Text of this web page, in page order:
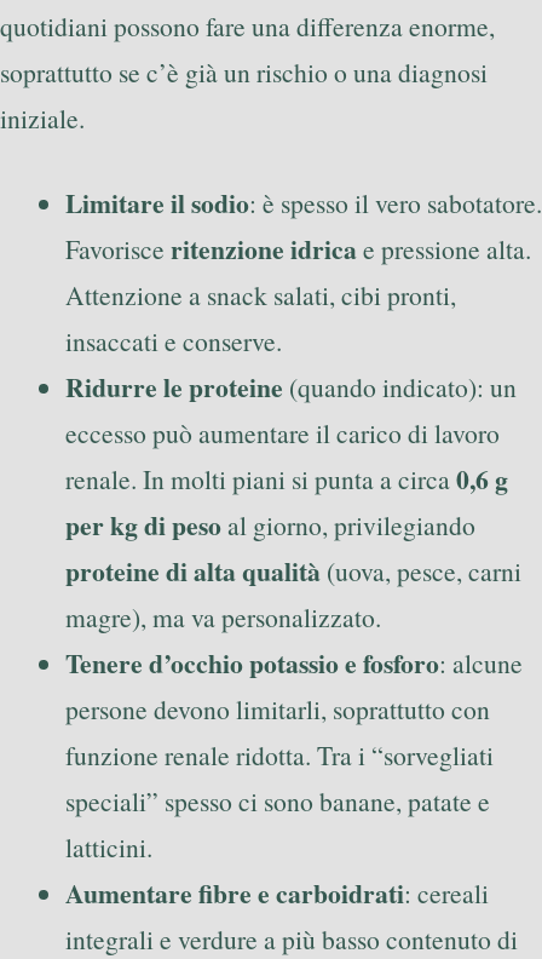
quotidiani possono fare una differenza enorme,
soprattutto se c’è già un rischio o una diagnosi
iniziale.
Limitare il sodio: è spesso il vero sabotatore.
Favorisce ritenzione idricae pressione alta.
Attenzione a snack salati, cibi pronti,
insaccati e conserve.
Ridurre le proteine (quando indicato): un
eccesso può aumentare il carico di lavoro
renale. In molti piani si punta a circa0,6 g
per kg di pesoal giorno, privilegiando
proteine di alta qualità (uova, pesce, carni
magre), ma va personalizzato.
Tenere d’occhio potassio e fosforo: alcune
persone devono limitarli, soprattutto con
funzione renale ridotta. Tra i “sorvegliati
speciali” spesso ci sono banane, patate e
latticini.
Aumentare fibre e carboidrati: cereali
integrali e verdure a più basso contenuto di